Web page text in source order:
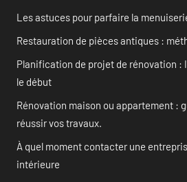
Les astuces pour parfaire la
Restauration de pièces antiques :
Planification de projet de rénovation :
le début
Rénovation maison ou appartement :
réussir vos travaux.
À quel moment contacter une
intérieure